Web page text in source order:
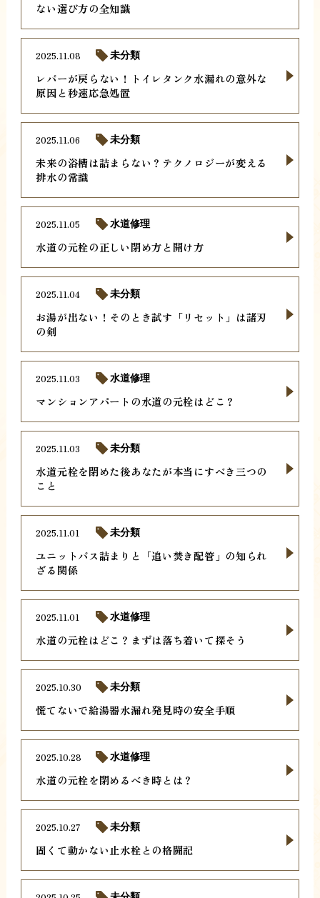
ない選び方の全知識
レバーが戻らない！トイレタンク水漏れの意外な
原因と秒速応急処置
2025.11.08 未分類
未来の浴槽は詰まらない？テクノロジーが変える
排水の常識
2025.11.06 未分類
水道の元栓の正しい閉め方と開け方
2025.11.05 水道修理
お湯が出ない！そのとき試す「リセット」は諸刃
の剣
2025.11.04 未分類
マンションアパートの水道の元栓はどこ？
2025.11.03 水道修理
水道元栓を閉めた後あなたが本当にすべき三つの
こと
2025.11.03 未分類
ユニットバス詰まりと「追い焚き配管」の知られ
ざる関係
2025.11.01 未分類
水道の元栓はどこ？まずは落ち着いて探そう
2025.11.01 水道修理
慌てないで給湯器水漏れ発見時の安全手順
2025.10.30 未分類
水道の元栓を閉めるべき時とは？
2025.10.28 水道修理
固くて動かない止水栓との格闘記
2025.10.27 未分類